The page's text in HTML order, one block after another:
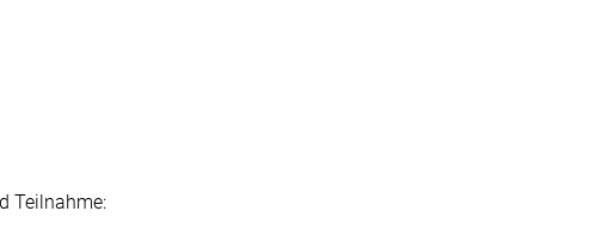
neues Fenster)
Teilnahme: